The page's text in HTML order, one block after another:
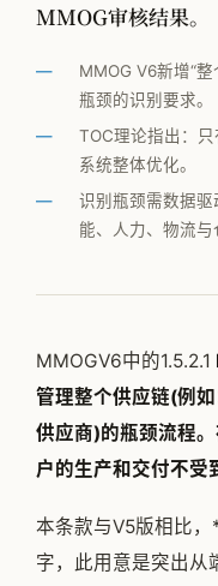
MMOG/LE
学术发表
公司简介
加入我们
MMOG审核结果。
MMOG V6新增“
瓶颈的识别要求。
TOC理论指出：
系统整体优化。
识别瓶颈需数据
能、人力、物流与
MMOGV6中的1.5.2.1
管理整个供应链(例
供应商)的瓶颈流程
户的生产和交付不受
本条款与V5版相比
字，此用意是突出从